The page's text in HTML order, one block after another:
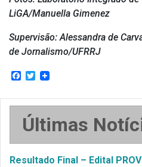
LiGA/Manuella Gimenez
Supervisão: Alessandra de
de Jornalismo/UFRRJ
Facebook
Twitter
Últimas
Resultado Final – Edital